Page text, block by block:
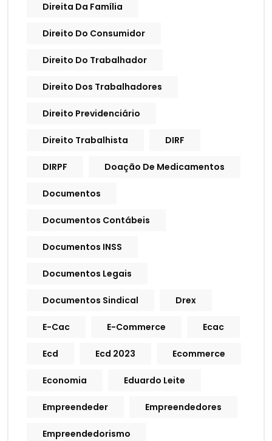
Direita Da Família
Direito Do Consumidor
Direito Do Trabalhador
Direito Dos Trabalhadores
Direito Previdenciário
Direito Trabalhista DIRF
DIRPF Doação De Medicamentos
Documentos
Documentos Contábeis
Documentos INSS
Documentos Legais
Documentos Sindical Drex
E-Cac E-Commerce Ecac
Ecd Ecd 2023 Ecommerce
Economia Eduardo Leite
Empreendeder Empreendedores
Empreendedorismo